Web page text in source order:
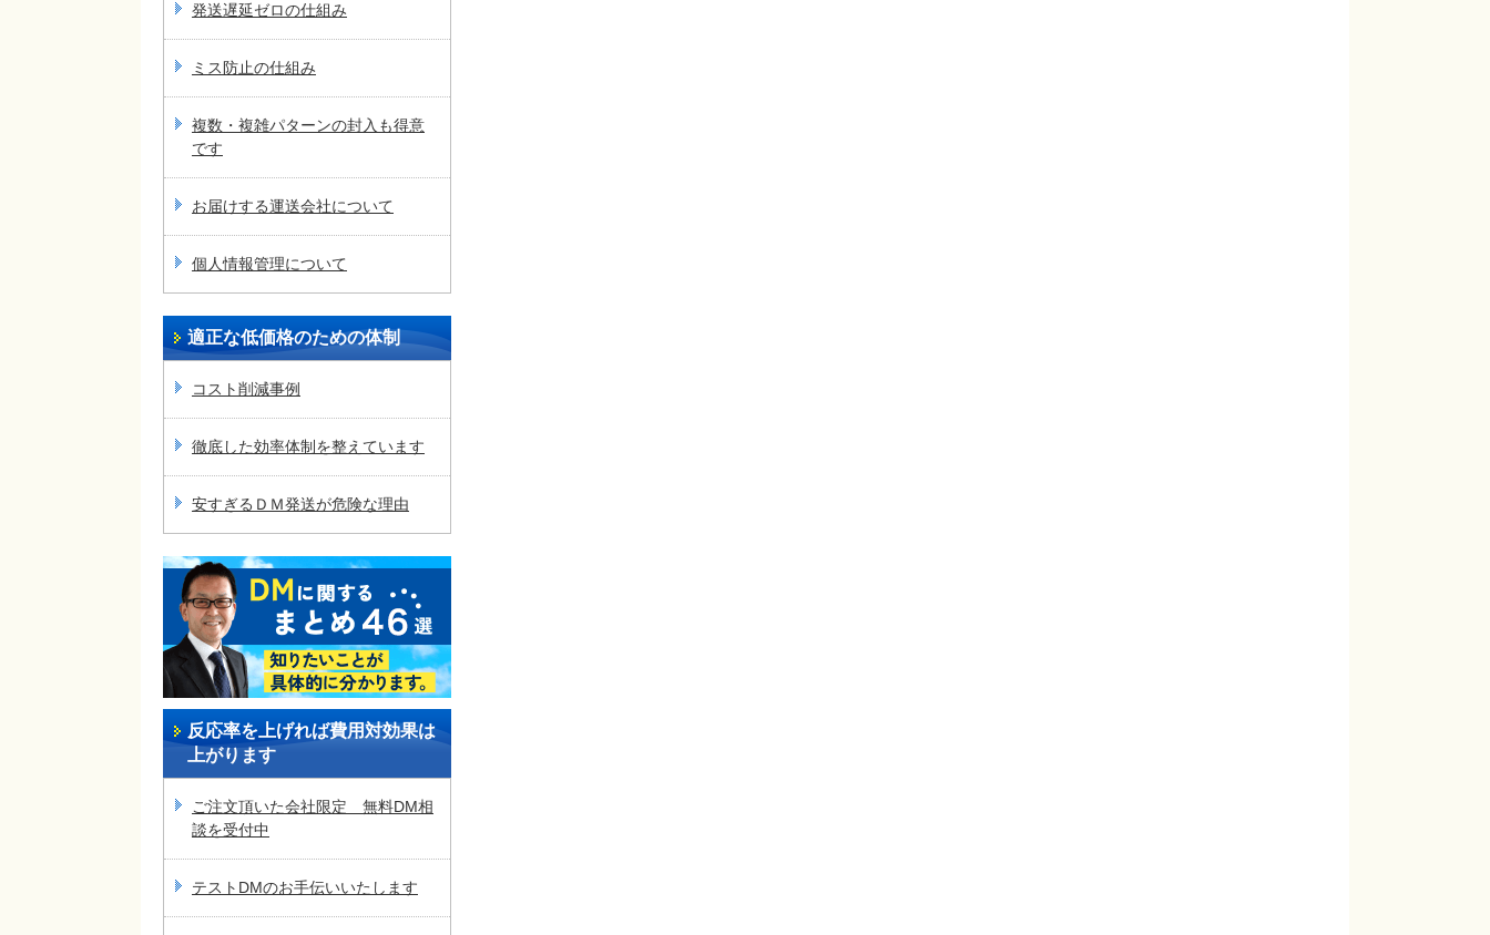
発送遅延ゼロの仕組み
ミス防止の仕組み
複数・複雑パターンの封入も得意
です
お届けする運送会社について
個人情報管理について
適正な低価格のための体制
コスト削減事例
徹底した効率体制を整えています
安すぎるＤＭ発送が危険な理由
反応率を上げれば費用対効果は
上がります
ご注文頂いた会社限定 無料DM相
談を受付中
テストDMのお手伝いいたします